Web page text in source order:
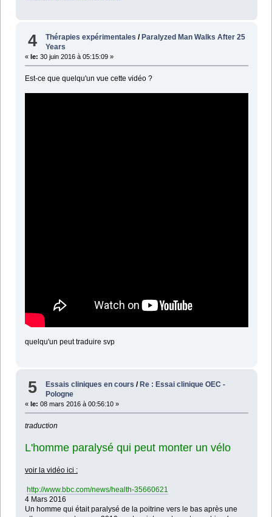
4 Thérapies expérimentales / Paralyzed Man Walks After 25
Years
« le: 30 juin 2016 à 05:15:09 »
Est-ce que quelqu'un vue cette vidéo ?
quelqu'un peut traduire svp
5 Essais cliniques en cours /Re : Essai clinique OEC -
Pologne
« le: 08 mars 2016 à 00:56:10 »
traduction
L'homme paralysé qui peut monter un vélo
voir la vidéo ici :
http://www.bbc.com/news/health-35660621
4 Mars 2016
Un homme qui était paralysé de la poitrine vers le bas après une